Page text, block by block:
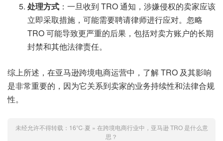
处理方式 ：一旦收到 TRO 通知，涉嫌侵权的卖家应该
立即采取措施，可能需要聘请律师进行应对。忽略
TRO 可能导致更严重的后果，包括对卖方账户的长期
封禁和其他法律责任。
综上所述，在亚马逊跨境电商运营中，了解 TRO 及其影响
是非常重要的，因为它关系到卖家的业务持续性和法律合规
性。
未经允许不得转载： 16℃·夏 » 在跨境电商行业中，亚马逊 TRO 是什么意
思？